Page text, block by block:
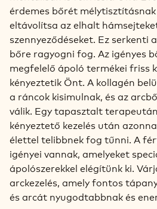
érdemes bőrét
eltávolítsa az elhalt
szennyeződéseket. Ez serkenti
bőre ragyogni fog. Az igényes
megfelelő ápoló termékei friss
kényeztetik Önt. A kollagén
a ráncok kisimulnak, és az
válik. Egy tapasztalt
kényeztető kezelés után
élettel telibbnek fog tűnni. A
igényei vannak, amelyeket
ápolószerekkel elégítünk ki.
arckezelés, amely fontos
és arcát nyugodtabbnak és